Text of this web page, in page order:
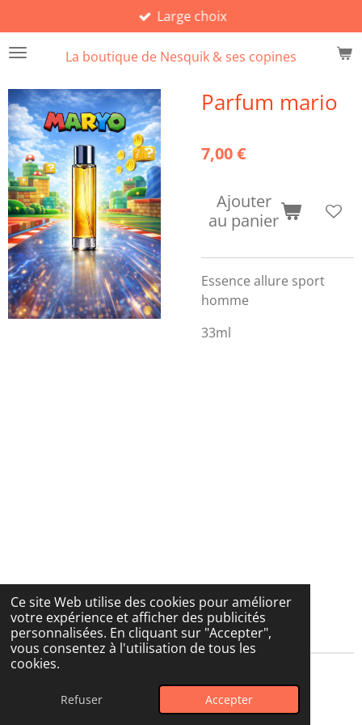
Ce site Web utilise des cookies pour améliorer
votre expérience et afficher des publicités
personnalisées. En cliquant sur "Accepter",
vous consentez à l'utilisation de tous les
cookies.
Refuser Accepter
au
contenu
La boutique de Nesquik & ses copines
Large choix
Parfum mario
7,00 €
Ajouter
au panier
Essence allure sport
homme
33ml
Propulsé parWebador